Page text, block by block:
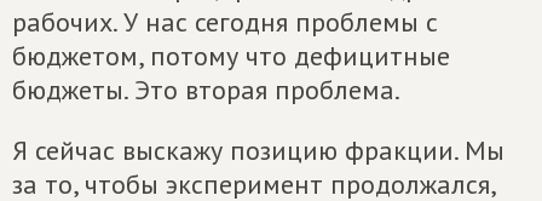
рабочих. У нас сегодня проблемы с
бюджетом, потому что дефицитные
бюджеты. Это вторая проблема.
Я сейчас выскажу позицию фракции. Мы
за то, чтобы эксперимент продолжался,